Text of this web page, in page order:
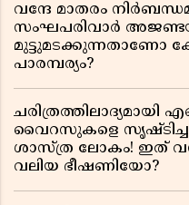
വന്ദേ മാതരം
സംഘപരിവാർ
മുട്ടുമടക്കുന്നതാണോ
പാരമ്പര്യം?
വൈറസുകളെ
ശാസ്ത്ര ലോകം! ഇത്
വലിയ ഭീഷണിയോ?